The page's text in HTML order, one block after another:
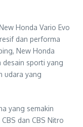
Honda Vario Evo
dan performa
New Honda
desain sporti yang
udara yang
yang semakin
dan CBS Nitro